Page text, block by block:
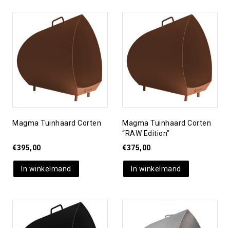
Magma Tuinhaard Corten
€395,00
In winkelmand
Magma Tuinhaard Corten
“RAW Edition”
€375,00
In winkelmand